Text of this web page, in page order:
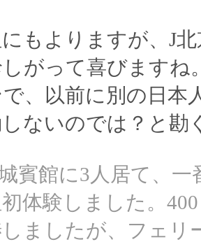
もよりますが、J
がって喜びますね
、以前に別の日本
ないのでは？と勘
賓館に3人居て、
体験しました。
ましたが、フェリ